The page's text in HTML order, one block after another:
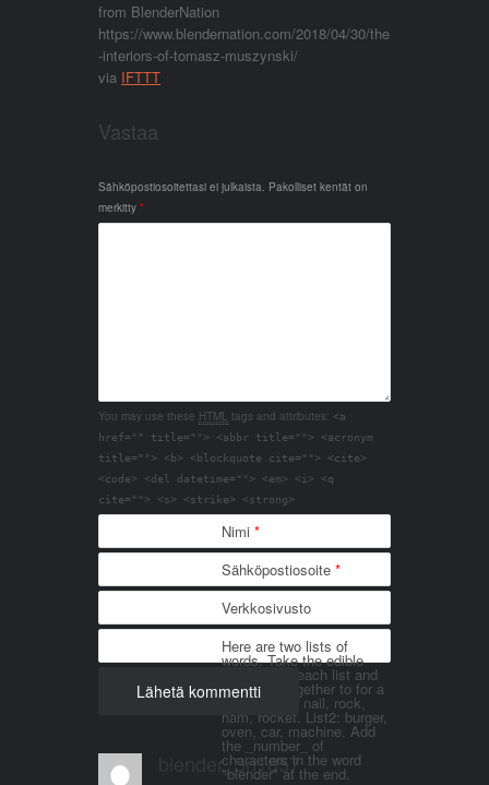
from BlenderNation
https://www.blendernation.com/2018/04/30/the
-interiors-of-tomasz-muszynski/
via IFTTT
Vastaa
Sähköpostiosoitettasi ei julkaista. Pakolliset kentät on
merkitty *
You may use these HTML tags and attributes: <a
href="" title=""> <abbr title=""> <acronym
title=""> <b> <blockquote cite=""> <cite>
<code> <del datetime=""> <em> <i> <q
cite=""> <s> <strike> <strong>
Nimi *
Sähköpostiosoite *
Verkkosivusto
Here are two lists of
words. Take the edible
things from each list and
join them together to for a
word. List 1: nail, rock,
ham, rocket. List2: burger,
oven, car, machine. Add
the _number_ of
characters in the word
"blender" at the end.
blender_3n1857